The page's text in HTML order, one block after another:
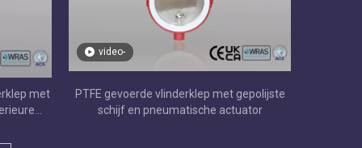
met
video-
PTFE gevoerde vlinderklep met gepolijste
schijf en pneumatische actuator